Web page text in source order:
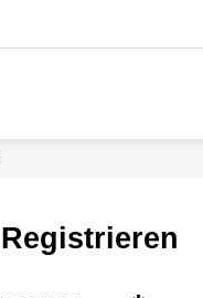
Registrieren